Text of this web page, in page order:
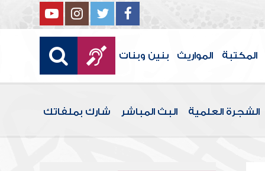
المكتبة المواريث بنين وبنات
الشجرة العلمية البث المباشر شارك بملفاتك